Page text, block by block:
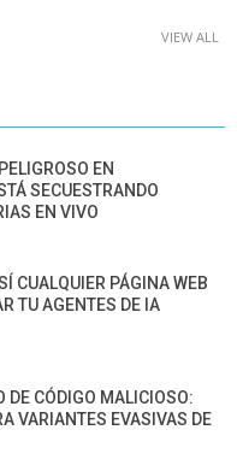
VIEW ALL
EN
SECUESTRANDO
EN VIVO
CUALQUIER PÁGINA WEB
TU AGENTES DE IA
DE CÓDIGO MALICIOSO:
VARIANTES EVASIVAS DE